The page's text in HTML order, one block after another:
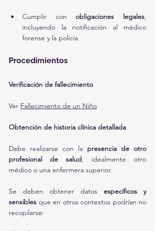
Cumplir con obligaciones legales,
incluyendo la notificación al médico
forense y la policía
Procedimientos
Verificación de fallecimiento
Ver Fallecimiento de un Niño
Obtención de historia clínica detallada
Debe realizarse con la presencia de otro
profesional de salud, idealmente otro
médico o una enfermera superior.
Se deben obtener datos específicos y
sensibles que en otros contextos podrían no
recopilarse: